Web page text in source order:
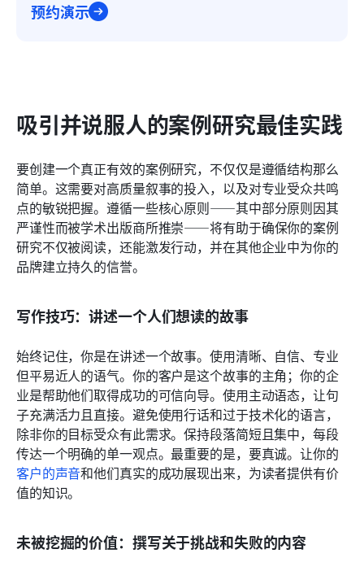
预约演示
吸引并说服人的案例研究最佳实践
要创建一个真正有效的案例研究，不仅仅是遵循结构那么
简单。这需要对高质量叙事的投入，以及对专业受众共鸣
点的敏锐把握。遵循一些核心原则——其中部分原则因其
严谨性而被学术出版商所推崇——将有助于确保你的案例
研究不仅被阅读，还能激发行动，并在其他企业中为你的
品牌建立持久的信誉。
写作技巧：讲述一个人们想读的故事
始终记住，你是在讲述一个故事。使用清晰、自信、专业
但平易近人的语气。你的客户是这个故事的主角；你的企
业是帮助他们取得成功的可信向导。使用主动语态，让句
子充满活力且直接。避免使用行话和过于技术化的语言，
除非你的目标受众有此需求。保持段落简短且集中，每段
传达一个明确的单一观点。最重要的是，要真诚。让你的
客户的声音和他们真实的成功展现出来，为读者提供有价
值的知识。
未被挖掘的价值：撰写关于挑战和失败的内容